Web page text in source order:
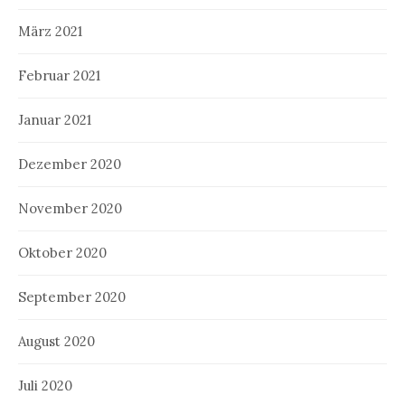
März 2021
Februar 2021
Januar 2021
Dezember 2020
November 2020
Oktober 2020
September 2020
August 2020
Juli 2020